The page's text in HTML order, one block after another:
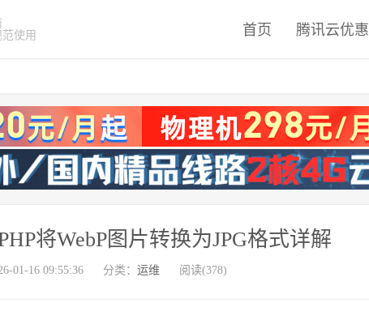
使用
首页 腾讯云优惠
将WebP图片转换为JPG格式详解
01-16 09:55:36 分类： 运维 阅读(378)